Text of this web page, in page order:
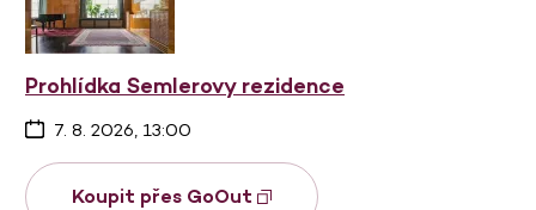
Prohlídka Semlerovy rezidence
7. 8. 2026, 13:00
Koupit přes GoOut